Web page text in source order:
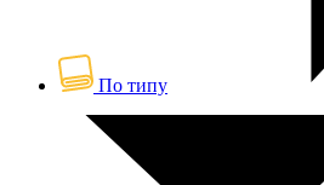
По типу